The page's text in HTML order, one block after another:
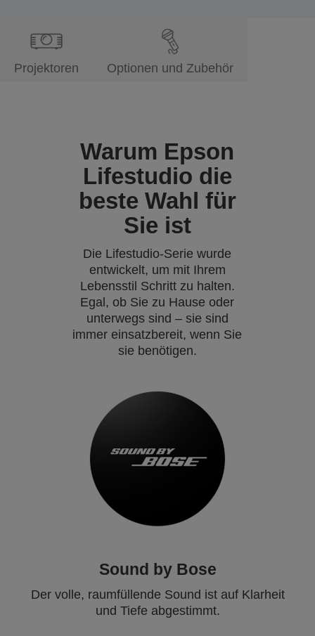
Projektoren Optionen und Zubehör
Warum Epson
Lifestudio die
beste Wahl für
Sie ist
Die Lifestudio-Serie wurde
entwickelt, um mit Ihrem
Lebensstil Schritt zu halten.
Egal, ob Sie zu Hause oder
unterwegs sind – sie sind
immer einsatzbereit, wenn Sie
sie benötigen.
Sound by Bose
Der volle, raumfüllende Sound ist auf Klarheit
und Tiefe abgestimmt.